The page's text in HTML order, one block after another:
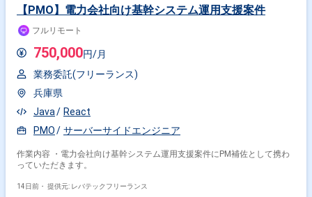
【PMO】電力会社向け基幹システム運用支援案件
フルリモート
750,000円/月
業務委託(フリーランス)
兵庫県
Java
React
PMO
サーバーサイドエンジニア
作業内容 ・電力会社向け基幹システム運用支援案件にPM補佐として携わ
っていただきます。
14日前・ 提供元: レバテックフリーランス